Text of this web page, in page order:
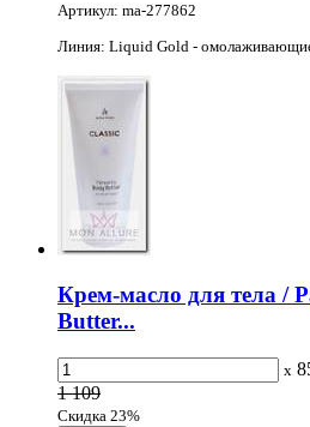
Артикул: ma-277862
Линия: Liquid Gold -
Крем-масло для тела /
Butter...
x
1 109
Скидка 23%